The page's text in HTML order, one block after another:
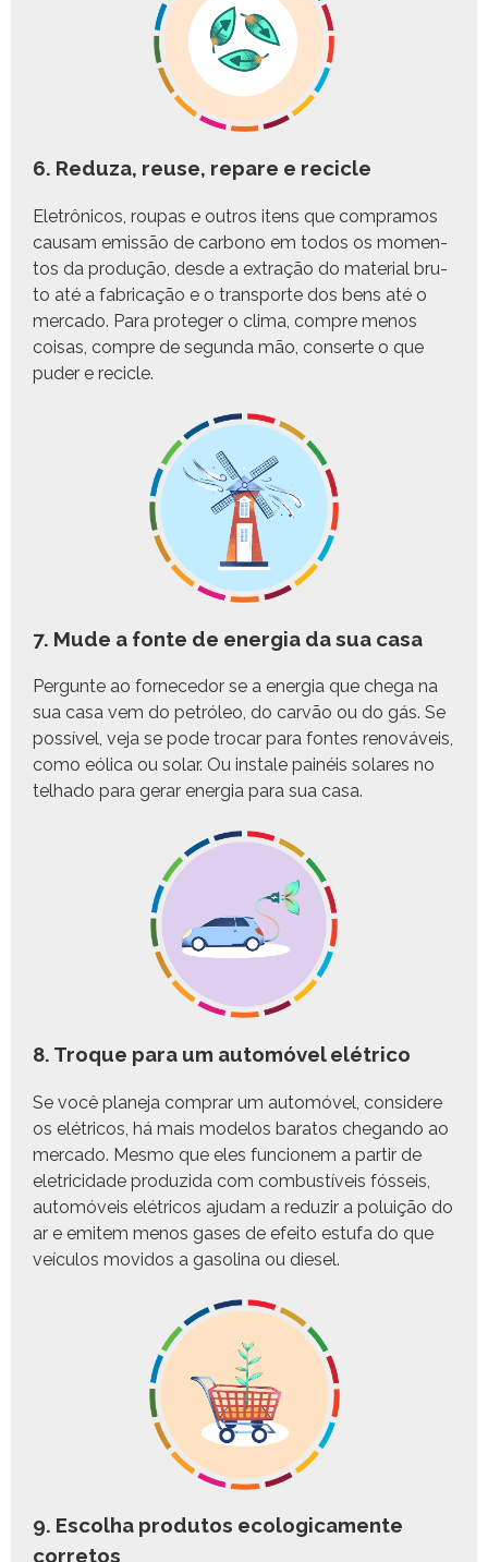
6. Reduza, reuse, repare e recicle
Eletrôni­cos, roupas e out­ros itens que com­pramos
causam emis­são de car­bono em todos os momen­
tos da pro­dução, des­de a extração do mate­r­i­al bru­
to até a fab­ri­cação e o trans­porte dos bens até o
mer­ca­do. Para pro­te­ger o cli­ma, com­pre menos
coisas, com­pre de segun­da mão, con­serte o que
pud­er e recicle.
7. Mude a fonte de energia da sua casa
Per­gunte ao fornece­dor se a ener­gia que chega na
sua casa vem do petróleo, do carvão ou do gás. Se
pos­sív­el, veja se pode tro­car para fontes ren­ováveis,
como eóli­ca ou solar. Ou instale painéis solares no
tel­ha­do para ger­ar ener­gia para sua casa.
8. Troque para um automóvel elétrico
Se você plane­ja com­prar um automóv­el, con­sidere
os elétri­cos, há mais mod­e­los baratos chegan­do ao
mer­ca­do. Mes­mo que eles fun­cionem a par­tir de
elet­ri­ci­dade pro­duzi­da com com­bustíveis fós­seis,
automóveis elétri­cos aju­dam a reduzir a poluição do
ar e emitem menos gas­es de efeito est­u­fa do que
veícu­los movi­dos a gasoli­na ou diesel.
9. Escolha produtos ecologicamente
corretos